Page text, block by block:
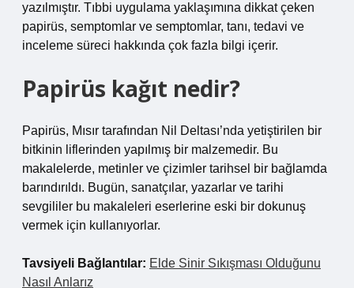
yazılmıştır. Tıbbi uygulama yaklaşımına dikkat çeken
papirüs, semptomlar ve semptomlar, tanı, tedavi ve
inceleme süreci hakkında çok fazla bilgi içerir.
Papirüs kağıt nedir?
Papirüs, Mısır tarafından Nil Deltası’nda yetiştirilen bir
bitkinin liflerinden yapılmış bir malzemedir. Bu
makalelerde, metinler ve çizimler tarihsel bir bağlamda
barındırıldı. Bugün, sanatçılar, yazarlar ve tarihi
sevgililer bu makaleleri eserlerine eski bir dokunuş
vermek için kullanıyorlar.
Tavsiyeli Bağlantılar: Elde Sinir Sıkışması Olduğunu
Nasıl Anlarız